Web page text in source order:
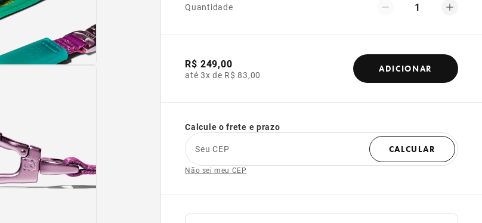
Quantidade 1
R$ 249,00
até 3x de R$ 83,00
ADICIONAR
Calcule o frete e prazo
Seu CEP
CALCULAR
Não sei meu CEP